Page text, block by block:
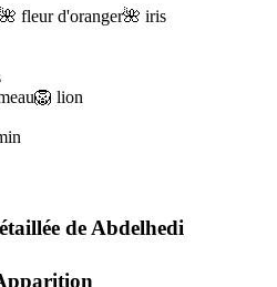
🌺 fleur d'oranger🌺 iris
🦁 lion
de Abdelhedi